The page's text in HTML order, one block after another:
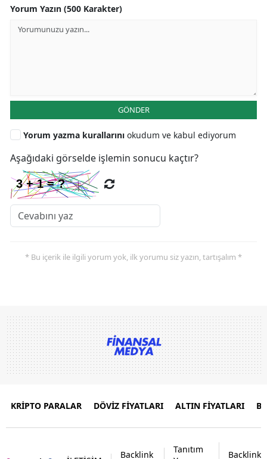
Yorum Yazın (500 Karakter)
GÖNDER
Yorum yazma kurallarını okudum ve kabul ediyorum
Aşağıdaki görselde işlemin sonucu kaçtır?
* Bu içerik ile ilgili yorum yok, ilk yorumu siz yazın, tartışalım *
KRİPTO PARALAR DÖVİZ FİYATLARI ALTIN FİYATLARI
Backlink
Tanıtım
Backlink